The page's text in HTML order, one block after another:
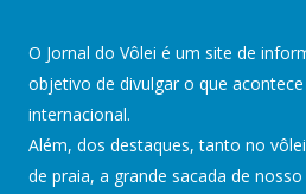
O Jornal do Vôlei é um site de
objetivo de divulgar o que
internacional.
Além, dos destaques, tanto no
de praia, a grande sacada de